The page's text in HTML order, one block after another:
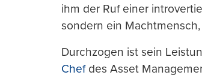
ihm der Ruf einer
sondern ein
Durchzogen ist sein
Chefdes Asset